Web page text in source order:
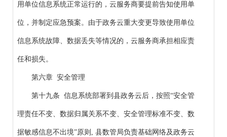
用单位信息系统正常运行的，云服务商要提前告知使用单
位，并制定应急预案。由于政务云重大变更导致使用单位
信息系统故障、数据丢失等情况的，云服务商承担相应责
任和损失。
第六章 安全管理
第十九条 信息系统部署到县政务云后，按照“安全管
理责任不变、数据归属关系不变、安全管理标准不变、数
据敏感信息不出境”原则, 县数管局负责基础网络及政务云